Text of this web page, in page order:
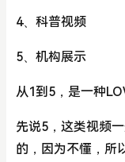
4、科普视频
5、机构展示
从1到5，是一种
先说5，这类视频
的，因为不懂，所